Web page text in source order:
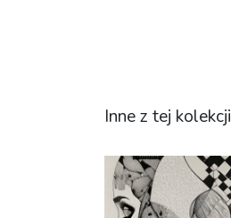
Inne z tej kolekcji